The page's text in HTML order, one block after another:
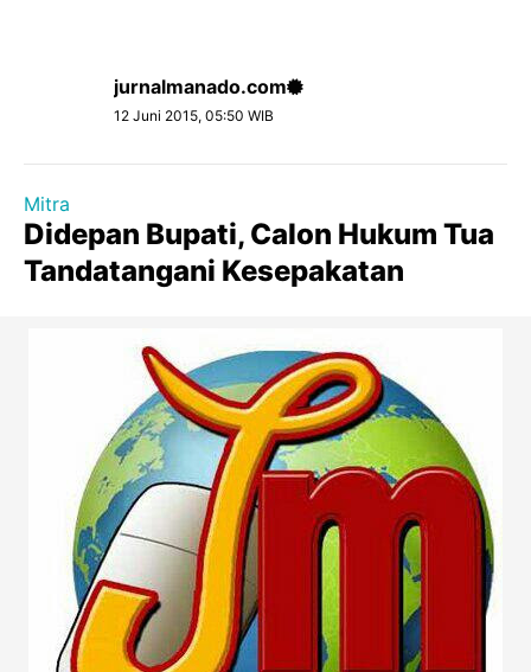
jurnalmanado.com
12 Juni 2015, 05:50 WIB
Mitra
Didepan Bupati, Calon Hukum Tua
Tandatangani Kesepakatan